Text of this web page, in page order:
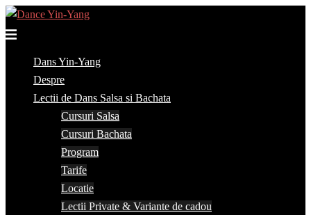
Skip
to
Toggle
Dans Yin-Yang
Despre
Lectii de Dans Salsa si Bachata
Cursuri Salsa
Cursuri Bachata
Program
Tarife
Locatie
Lectii Private & Variante de cadou